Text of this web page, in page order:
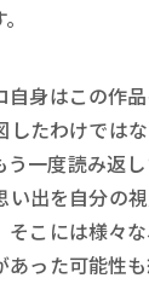
自身はこの作
たわけでは
う一度読み返
い出を自分の
そこには様々
あった可能性